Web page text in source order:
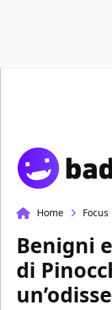
Home Focus
Benigni
di